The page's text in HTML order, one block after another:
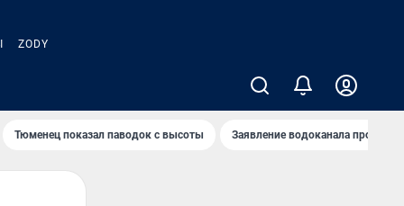
ZODY
Тюменец показал паводок с высоты Заявление водоканала про